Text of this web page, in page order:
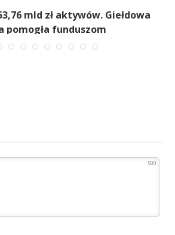
mld zł aktywów. Giełdowa
pomogła funduszom
500